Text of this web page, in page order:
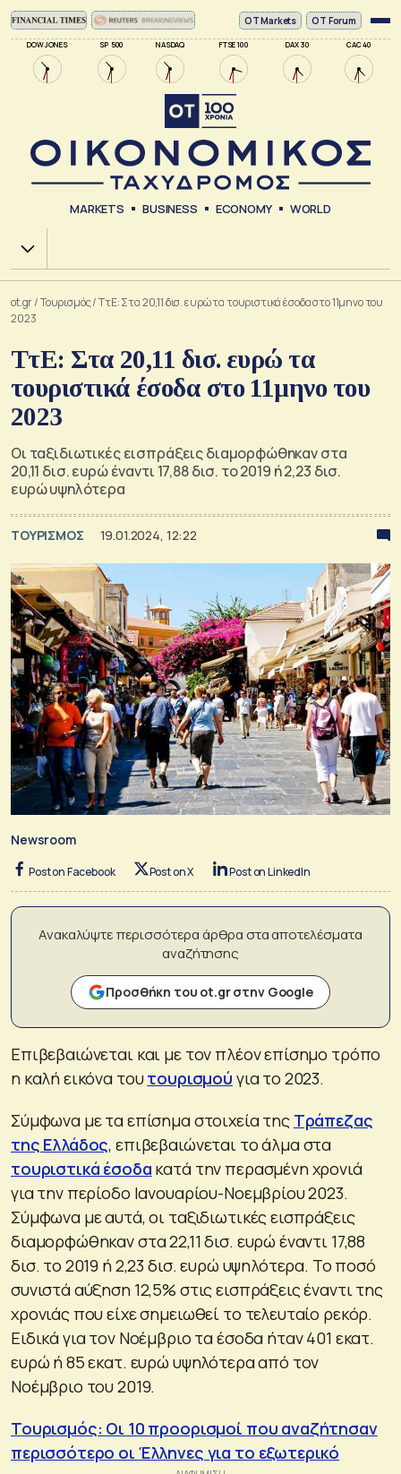
DOW JONES SP 500 NASDAQ FTSE 100 DAX 30 CAC 40
ΟΤ Markets OT Forum
MARKETS BUSINESS ECONOMY WORLD
Χ.Α.
ot.gr/Τουρισμός/ΤτΕ: Στα 20,11 δισ. ευρώ τα τουριστικά έσοδα στο 11μηνο του
2023
ΤτΕ: Στα 20,11 δισ. ευρώ τα
τουριστικά έσοδα στο 11μηνο του
2023
Οι ταξιδιωτικές εισπράξεις διαμορφώθηκαν στα
20,11 δισ. ευρώ έναντι 17,88 δισ. το 2019 ή 2,23 δισ.
ευρώ υψηλότερα
ΤΟΥΡΙΣΜΟΣ 19.01.2024, 12:22
Newsroom
Post on Facebook Post on X Post on LinkedIn
Ανακαλύψτε περισσότερα άρθρα στα αποτελέσματα
αναζήτησης
Προσθήκη του ot.gr στην Google
Επιβεβαιώνεται και με τον πλέον επίσημο τρόπο
η καλή εικόνα τουτουρισμού για το 2023.
Σύμφωνα με τα επίσημα στοιχεία της Τράπεζας
της Ελλάδος, επιβεβαιώνεται το άλμα στα
τουριστικά έσοδα κατά την περασμένη χρονιά
για την περίοδο Ιανουαρίου-Νοεμβρίου 2023.
Σύμφωνα με αυτά, οι ταξιδιωτικές εισπράξεις
διαμορφώθηκαν στα 22,11 δισ. ευρώ έναντι 17,88
δισ. το 2019 ή 2,23 δισ. ευρώ υψηλότερα. Το ποσό
συνιστά αύξηση 12,5% στις εισπράξεις έναντι της
χρονιάς που είχε σημειωθεί το τελευταίο ρεκόρ.
Ειδικά για τον Νοέμβριο τα έσοδα ήταν 401 εκατ.
ευρώ ή 85 εκατ. ευρώ υψηλότερα από τον
Νοέμβριο του 2019.
Τουρισμός: Οι 10 προορισμοί που αναζήτησαν
περισσότερο οι Έλληνες για το εξωτερικό